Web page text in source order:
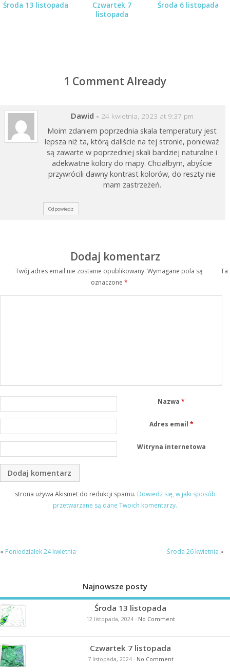
Środa 13 listopada
Czwartek 7
listopada
Środa 6 listopada
1 Comment Already
Dawid - 24 kwietnia, 2023 at 9:37 pm
Moim zdaniem poprzednia skala temperatury jest
lepsza niż ta, którą daliście na tej stronie, ponieważ
są zawarte w poprzedniej skali bardziej naturalne i
adekwatne kolory do mapy. Chciałbym, abyście
przywrócili dawny kontrast kolorów, do reszty nie
mam zastrzeżeń.
Odpowiedz
Dodaj komentarz
Twój adres email nie zostanie opublikowany. Wymagane pola są
oznaczone *
Nazwa*
Adres email *
Witryna internetowa
Ta
strona używa Akismet do redukcji spamu. Dowiedz się, w jaki sposób
przetwarzane są dane Twoich komentarzy.
« Poniedziałek 24 kwietnia Środa 26 kwietnia »
Najnowsze posty
Środa 13 listopada
12 listopada, 2024- No Comment
Czwartek 7 listopada
7 listopada, 2024- No Comment